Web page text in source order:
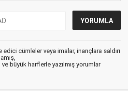
cümleler veya imalar, inançlara saldırı
büyük harflerle yazılmış yorumlar